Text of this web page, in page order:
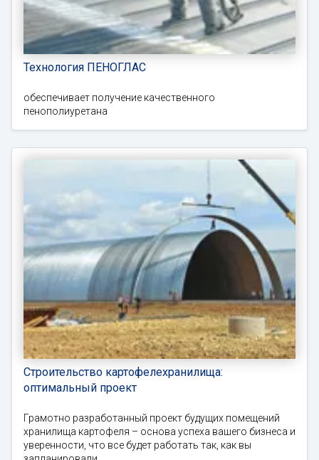
Технология ПЕНОГЛАС
обеспечивает получение качественного
пенополиуретана
Строительство картофелехранилища:
оптимальный проект
Грамотно разработанный проект будущих помещений
хранилища картофеля – основа успеха вашего бизнеса и
уверенности, что все будет работать так, как вы